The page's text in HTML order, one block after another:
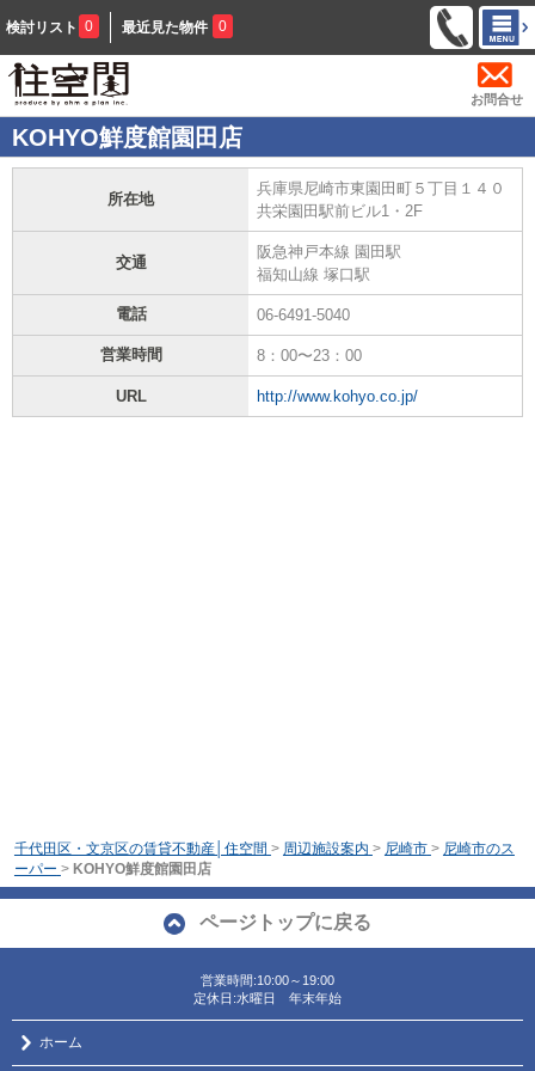
検討リスト 0 最近見た物件 0
お問合せ
KOHYO鮮度館園田店
所在地
兵庫県尼崎市東園田町５丁目１４０
共栄園田駅前ビル1・2F
交通
阪急神戸本線 園田駅
福知山線 塚口駅
電話 06-6491-5040
営業時間 8：00〜23：00
URL http://www.kohyo.co.jp/
千代田区・文京区の賃貸不動産│住空間 > 周辺施設案内 > 尼崎市 > 尼崎市のス
ーパー > KOHYO鮮度館園田店
ページトップに戻る
営業時間:10:00～19:00
定休日:水曜日 年末年始
ホーム